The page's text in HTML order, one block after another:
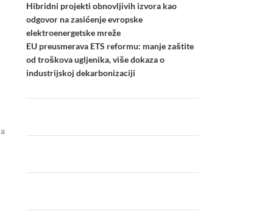
Hibridni projekti obnovljivih izvora kao
odgovor na zasićenje evropske
elektroenergetske mreže
EU preusmerava ETS reformu: manje zaštite
od troškova ugljenika, više dokaza o
industrijskoj dekarbonizaciji